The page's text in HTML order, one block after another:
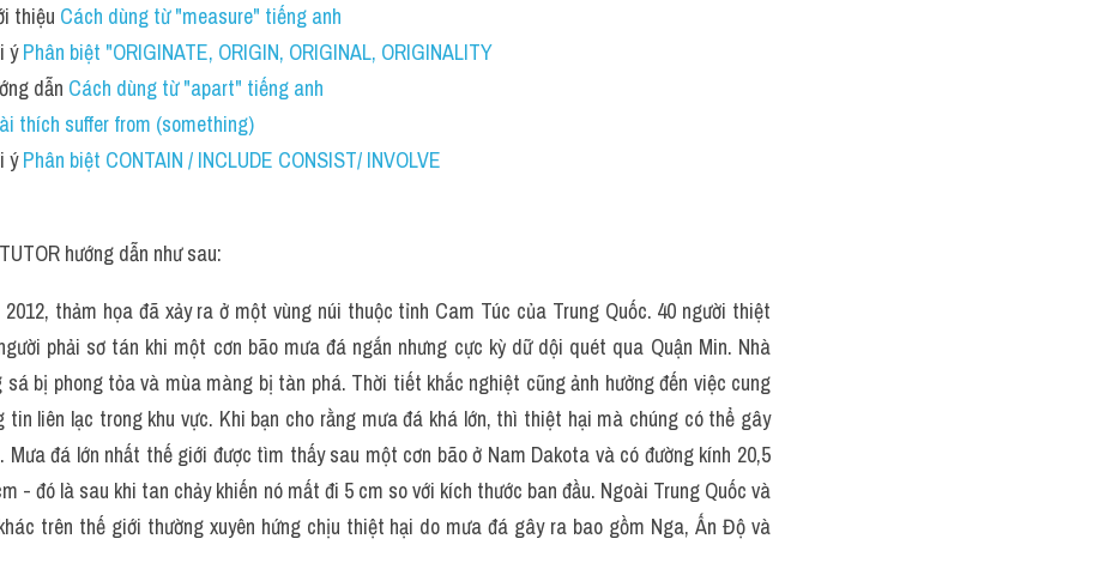
thiệu Cách dùng từ "measure" tiếng anh
ý Phân biệt "ORIGINATE, ORIGIN, ORIGINAL, ORIGINALITY
dẫn Cách dùng từ "apart" tiếng anh
thích suffer from (something)
ý Phân biệt CONTAIN / INCLUDE CONSIST/ INVOLVE
hướng dẫn như sau:
thảm họa đã xảy ra ở một vùng núi thuộc tỉnh Cam Túc của Trung Quốc. 40 người thiệt
phải sơ tán khi một cơn bão mưa đá ngắn nhưng cực kỳ dữ dội quét qua Quận Min. Nhà
sá bị phong tỏa và mùa màng bị tàn phá. Thời tiết khắc nghiệt cũng ảnh hưởng đến việc cung
tin liên lạc trong khu vực. Khi bạn cho rằng mưa đá khá lớn, thì thiệt hại mà chúng có thể gây
Mưa đá lớn nhất thế giới được tìm thấy sau một cơn bão ở Nam Dakota và có đường kính 20,5
- đó là sau khi tan chảy khiến nó mất đi 5 cm so với kích thước ban đầu. Ngoài Trung Quốc và
trên thế giới thường xuyên hứng chịu thiệt hại do mưa đá gây ra bao gồm Nga, Ấn Độ và